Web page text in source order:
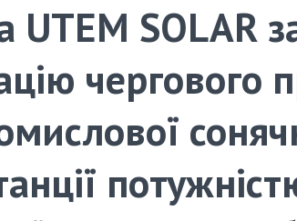
UTEM SOLAR
чергового